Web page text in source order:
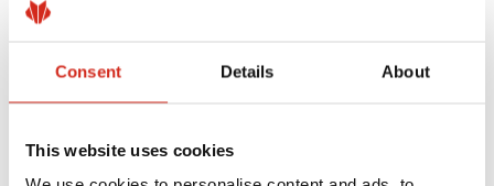
Consent Details About
This website uses cookies